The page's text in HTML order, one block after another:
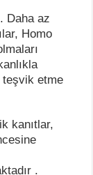
Daha az
Homo
etme
kanıtlar,
.